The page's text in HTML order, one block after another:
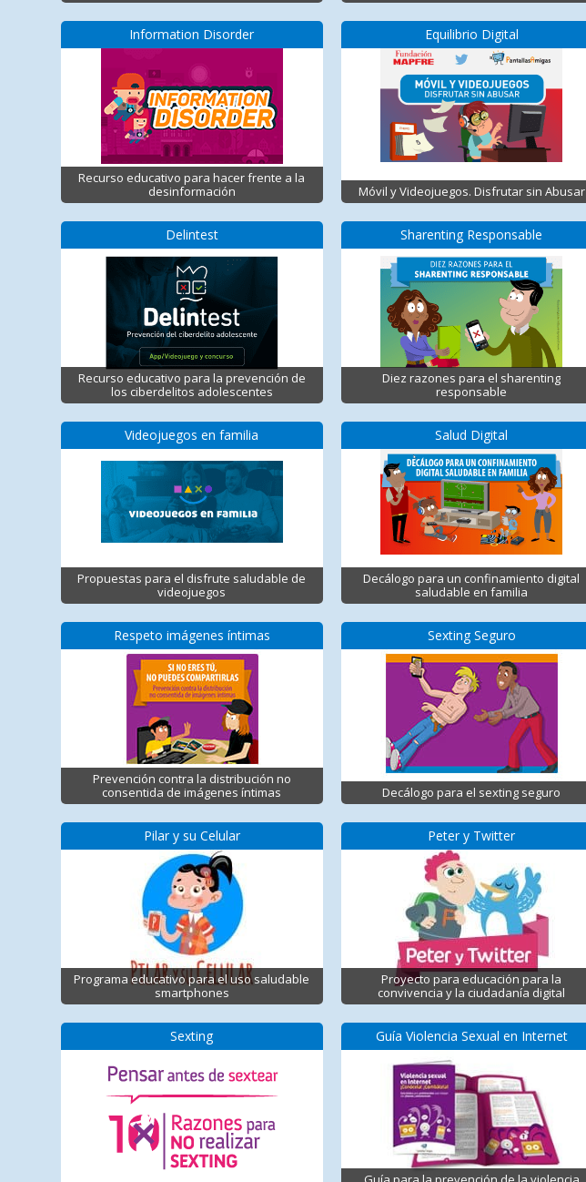
Information Disorder
Recurso educativo para hacer frente a la
desinformación
Delintest
Recurso educativo para la prevención de
los ciberdelitos adolescentes
Videojuegos en familia
Propuestas para el disfrute saludable de
videojuegos
Respeto imágenes íntimas
Prevención contra la distribución no
consentida de imágenes íntimas
Pilar y su Celular
Programa educativo para el uso saludable
smartphones
Sexting
Equilibrio Digital
Móvil y Videojuegos. Disfrutar sin Abusar
Sharenting Responsable
Diez razones para el sharenting
responsable
Salud Digital
Decálogo para un confinamiento digital
saludable en familia
Sexting Seguro
Decálogo para el sexting seguro
Peter y Twitter
Proyecto para educación para la
convivencia y la ciudadanía digital
Guía Violencia Sexual en Internet